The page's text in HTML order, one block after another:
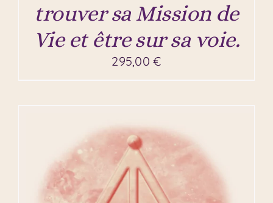
trouver sa Mission de
Vie et être sur sa voie.
295,00€